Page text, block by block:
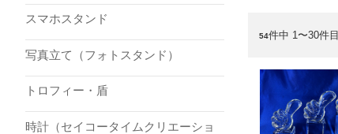
54件中 1〜30件目
スマホスタンド
写真立て（フォトスタンド）
トロフィー・盾
時計（セイコータイムクリエーショ